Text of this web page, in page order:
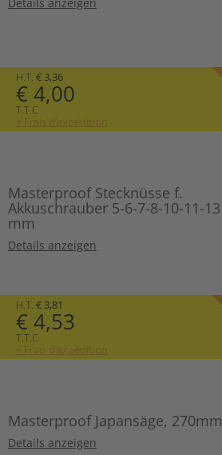
H.T. € 3,36
€ 4,00
T.T.C
+ Frais d’expédition
Masterproof Stecknüsse f.
Akkuschrauber 5-6-7-8-10-11-13
mm
Details anzeigen
H.T. € 3,81
€ 4,53
T.T.C
+ Frais d’expédition
Masterproof Japansäge, 270mm
Details anzeigen